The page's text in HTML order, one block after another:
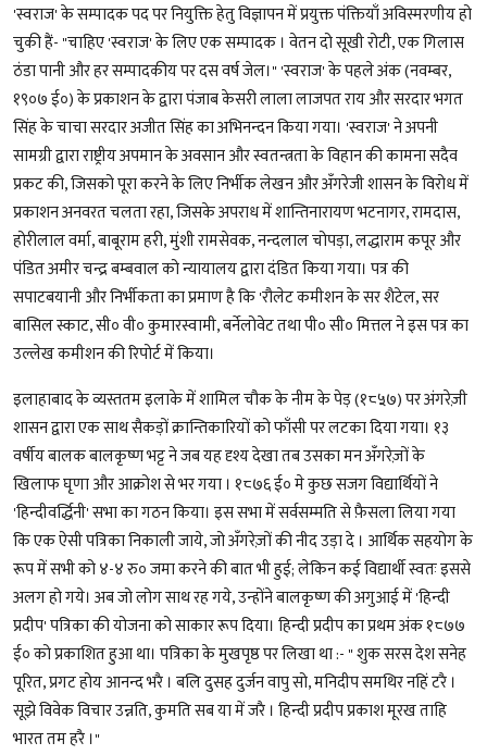
'स्वराज' के सम्पादक पद पर नियुक्ति हेतु विज्ञापन में प्रयुक्त पंक्तियाँ अविस्मरणीय हो
चुकी हैं- "चाहिए 'स्वराज' के लिए एक सम्पादक । वेतन दो सूखी रोटी, एक गिलास
ठंडा पानी और हर सम्पादकीय पर दस वर्ष जेल।" 'स्वराज' के पहले अंक (नवम्बर,
१९०७ ई०) के प्रकाशन के द्वारा पंजाब केसरी लाला लाजपत राय और सरदार भगत
सिंह के चाचा सरदार अजीत सिंह का अभिनन्दन किया गया। 'स्वराज' ने अपनी
सामग्री द्वारा राष्ट्रीय अपमान के अवसान और स्वतन्त्रता के विहान की कामना सदैव
प्रकट की, जिसको पूरा करने के लिए निर्भीक लेखन और अँगरेजी शासन के विरोध में
प्रकाशन अनवरत चलता रहा, जिसके अपराध में शान्तिनारायण भटनागर, रामदास,
होरीलाल वर्मा, बाबूराम हरी, मुंशी रामसेवक, नन्दलाल चोपड़ा, लद्धाराम कपूर और
पंडित अमीर चन्द्र बम्बवाल को न्यायालय द्वारा दंडित किया गया। पत्र की
सपाटबयानी और निर्भीकता का प्रमाण है कि 'रौलेट कमीशन के सर शैटेल, सर
बासिल स्काट, सी० वी० कुमारस्वामी, बर्नेलोवेट तथा पी० सी० मित्तल ने इस पत्र का
उल्लेख कमीशन की रिपोर्ट में किया।
इलाहाबाद के व्यस्ततम इलाके में शामिल चौक के नीम के पेड़ (१८५७) पर अंगरेज़ी
शासन द्वारा एक साथ सैकड़ों क्रान्तिकारियों को फाँसी पर लटका दिया गया। १३
वर्षीय बालक बालकृष्ण भट्ट ने जब यह दृश्य देखा तब उसका मन अँगरेज़ों के
खिलाफ घृणा और आक्रोश से भर गया । १८७६ ई० मे कुछ सजग विद्यार्थियों ने
'हिन्दीवर्द्धिनी' सभा का गठन किया। इस सभा में सर्वसम्मति से फ़ैसला लिया गया
कि एक ऐसी पत्रिका निकाली जाये, जो अँगरेज़ों की नीद उड़ा दे । आर्थिक सहयोग के
रूप में सभी को ४-४ रु० जमा करने की बात भी हुई; लेकिन कई विद्यार्थी स्वतः इससे
अलग हो गये। अब जो लोग साथ रह गये, उन्होंने बालकृष्ण की अगुआई में 'हिन्दी
प्रदीप' पत्रिका की योजना को साकार रूप दिया। हिन्दी प्रदीप का प्रथम अंक १८७७
ई० को प्रकाशित हुआ था। पत्रिका के मुखपृष्ठ पर लिखा था :- " शुक सरस देश सनेह
पूरित, प्रगट होय आनन्द भरै । बलि दुसह दुर्जन वापु सो, मनिदीप समथिर नहिं टरै ।
सूझे विवेक विचार उन्नति, कुमति सब या में जरै । हिन्दी प्रदीप प्रकाश मूरख ताहि
भारत तम हरै ।"